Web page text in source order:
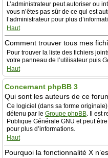
L’administrateur peut autoriser ou
vous n’êtes pas sûr de ce qui est
l’administrateur pour plus
Haut
Comment trouver tous mes
Pour trouver la liste des fichiers
votre panneau de l’utilisateur puis
Haut
Concernant phpBB 3
Qui sont les auteurs de ce
Ce logiciel (dans sa forme
détenu par le Groupe phpBB. Il est
Publique Générale GNU et peut
pour plus d’informations.
Haut
Pourquoi la fonctionnalité X